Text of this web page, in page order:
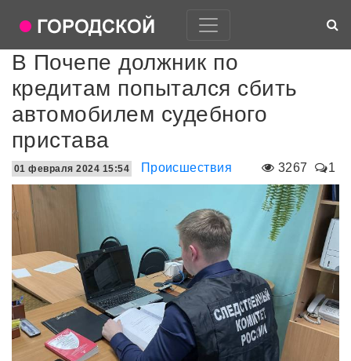
В Почепе должник по
кредитам попытался сбить
автомобилем судебного
пристава
3267 1
01 февраля 2024 15:54 Происшествия